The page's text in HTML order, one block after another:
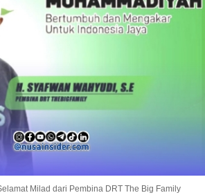
Milad dari Pembina DRT The Big Family